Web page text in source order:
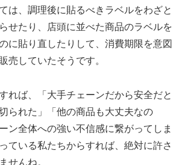
は、調理後に貼るべきラベルをわざと
せたり、店頭に並べた商品のラベルを
に貼り直したりして、 消費期限を意図
売していたそうです。
れば、「大手チェーンだから安全だと
られた」「他の商品も大丈夫なの
ン全体への強い不信感に繋がってしま
ている私たちからすれば、絶対に許さ
せんね。